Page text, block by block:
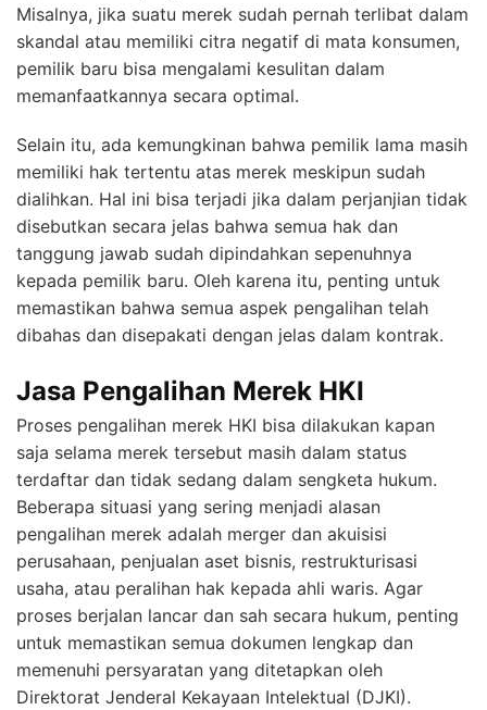
Misalnya, jika suatu merek sudah pernah terlibat dalam
skandal atau memiliki citra negatif di mata konsumen,
pemilik baru bisa mengalami kesulitan dalam
memanfaatkannya secara optimal.
Selain itu, ada kemungkinan bahwa pemilik lama masih
memiliki hak tertentu atas merek meskipun sudah
dialihkan. Hal ini bisa terjadi jika dalam perjanjian tidak
disebutkan secara jelas bahwa semua hak dan
tanggung jawab sudah dipindahkan sepenuhnya
kepada pemilik baru. Oleh karena itu, penting untuk
memastikan bahwa semua aspek pengalihan telah
dibahas dan disepakati dengan jelas dalam kontrak.
Jasa Pengalihan Merek HKI
Proses pengalihan merek HKI bisa dilakukan kapan
saja selama merek tersebut masih dalam status
terdaftar dan tidak sedang dalam sengketa hukum.
Beberapa situasi yang sering menjadi alasan
pengalihan merek adalah merger dan akuisisi
perusahaan, penjualan aset bisnis, restrukturisasi
usaha, atau peralihan hak kepada ahli waris. Agar
proses berjalan lancar dan sah secara hukum, penting
untuk memastikan semua dokumen lengkap dan
memenuhi persyaratan yang ditetapkan oleh
Direktorat Jenderal Kekayaan Intelektual (DJKI).